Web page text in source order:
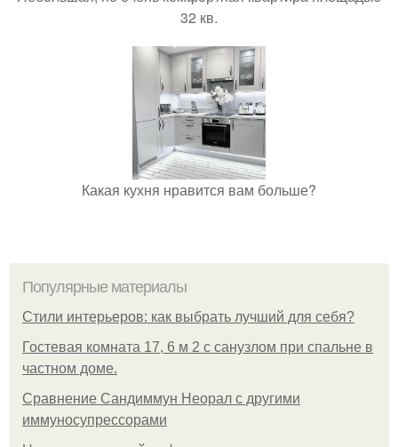
32 кв.
Какая кухня нравится вам больше?
Популярные материалы
Стили интерьеров: как выбрать лучший для себя?
Гостевая комната 17, 6 м 2 с санузлом при спальне в
частном доме.
Сравнение Сандиммун Неорал с другими
иммуносупрессорами